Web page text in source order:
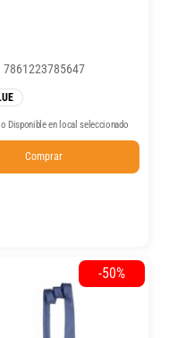
7861223785647
Disponible en local seleccionado
Comprar
-50%